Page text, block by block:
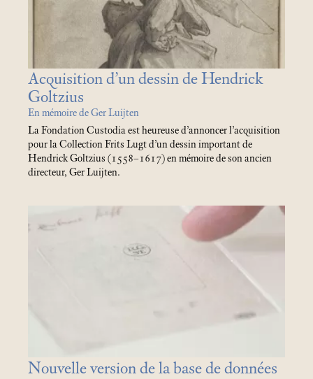
Acquisition d’un dessin de Hendrick
Goltzius
En mémoire de Ger Luijten
La Fondation Custodia est heureuse d’annoncer l’acquisition
pour la Collection Frits Lugt d’un dessin important de
Hendrick Goltzius (1558–1617) en mémoire de son ancien
directeur, Ger Luijten.
Nouvelle version de la base de données